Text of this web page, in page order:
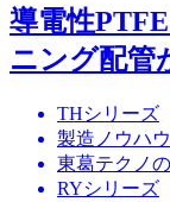
導電性
ニング配管
THシリーズ
製造ノウハウ
東葛テクノ
RYシリーズ